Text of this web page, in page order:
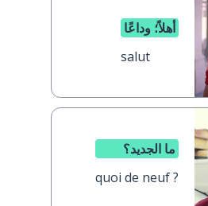
أهلاً؛ وداعًا
salut
ما الجديد؟
quoi de neuf ?